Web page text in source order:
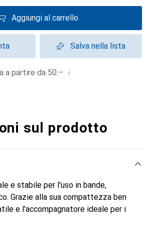
Aggiungi al carrello
Salva nella lista
a partire da 50.– i
sul prodotto
e stabile per l'uso in bande,
Grazie alla sua compattezza ben
e l'accompagnatore ideale per i